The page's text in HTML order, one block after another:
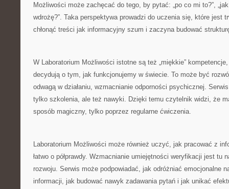
Możliwości może zachęcać do tego, by pytać: „po co mi to?”,
wdrożę?”. Taka perspektywa prowadzi do uczenia się, które jest
chłonąć treści jak informacyjny szum i zaczyna budować
W Laboratorium Możliwości istotne są też „miękkie”
decydują o tym, jak funkcjonujemy w świecie. To może być
odwagą w działaniu, wzmacnianie odporności psychicznej.
tylko szkolenia, ale też nawyki. Dzięki temu czytelnik widzi, że
sposób magiczny, tylko poprzez regularne ćwiczenia.
Laboratorium Możliwości może również uczyć, jak pracować z
łatwo o półprawdy. Wzmacnianie umiejętności weryfikacji jest tu
rozwoju. Serwis może podpowiadać, jak odróżniać emocjonalne
informacji, jak budować nawyk zadawania pytań i jak unikać